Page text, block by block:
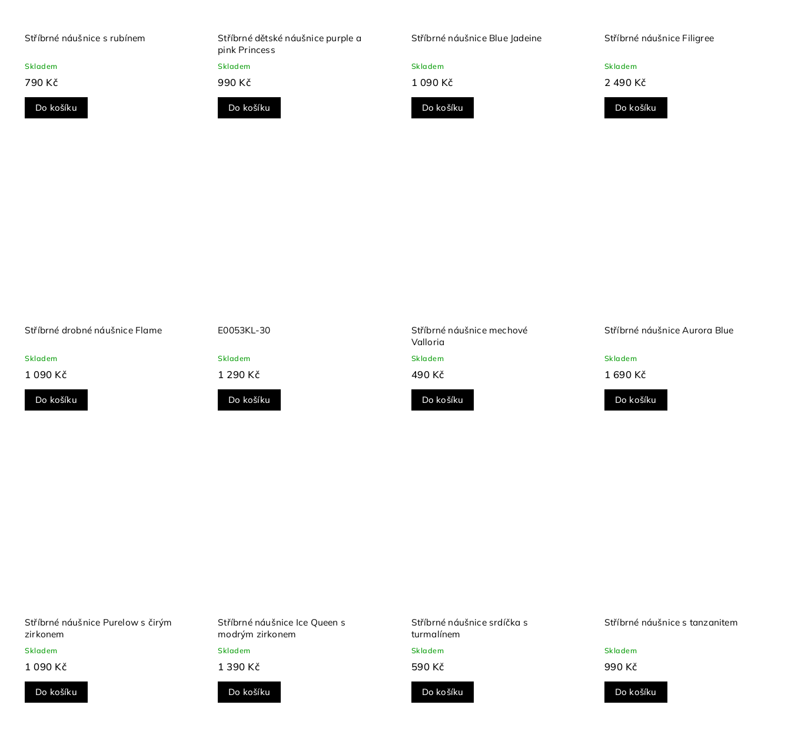
Stříbrné náušnice s rubínem
Skladem
790 Kč
Do košíku
Stříbrné dětské náušnice purple a
pink Princess
Skladem
990 Kč
Do košíku
Stříbrné náušnice Blue Jadeine
Skladem
1 090 Kč
Do košíku
Stříbrné náušnice Filigree
Skladem
2 490 Kč
Do košíku
Stříbrné drobné náušnice Flame
Skladem
1 090 Kč
Do košíku
E0053KL-30
Skladem
1 290 Kč
Do košíku
Stříbrné náušnice mechové
Valloria
Skladem
490 Kč
Do košíku
Stříbrné náušnice Aurora Blue
Skladem
1 690 Kč
Do košíku
Stříbrné náušnice Purelow s čirým
zirkonem
Skladem
1 090 Kč
Do košíku
Stříbrné náušnice Ice Queen s
modrým zirkonem
Skladem
1 390 Kč
Do košíku
Stříbrné náušnice srdíčka s
turmalínem
Skladem
590 Kč
Do košíku
Stříbrné náušnice s tanzanitem
Skladem
990 Kč
Do košíku